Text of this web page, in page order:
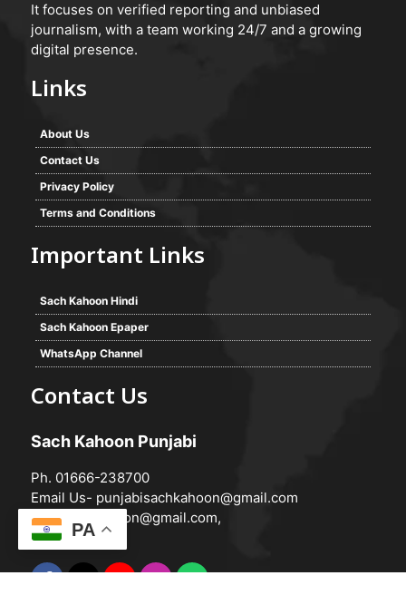
It focuses on verified reporting and unbiased
journalism, with a team working 24/7 and a growing
digital presence.
Links
About Us
Contact Us
Privacy Policy
Terms and Conditions
Important Links
Sach Kahoon Hindi
Sach Kahoon Epaper
WhatsApp Channel
Contact Us
Sach Kahoon Punjabi
Ph. 01666-238700
Email Us- punjabisachkahoon@gmail.com
hindisachkahoon@gmail.com,
PA